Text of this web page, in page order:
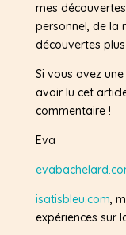
mes
personnel, de la
découvertes
Si vous avez
avoir lu cet
commentaire !
Eva
isatisbleu.com,
expériences sur